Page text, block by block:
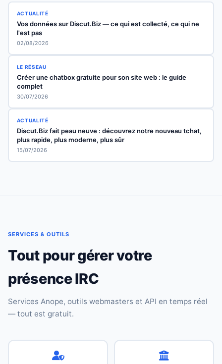
ACTUALITÉ
Vos données sur Discut.Biz — ce qui est collecté, ce qui ne
l'est pas
02/08/2026
LE RÉSEAU
Créer une chatbox gratuite pour son site web : le guide
complet
30/07/2026
ACTUALITÉ
Discut.Biz fait peau neuve : découvrez notre nouveau tchat,
plus rapide, plus moderne, plus sûr
15/07/2026
SERVICES & OUTILS
Tout pour gérer votre
présence IRC
Services Anope, outils webmasters et API en temps réel
— tout est gratuit.